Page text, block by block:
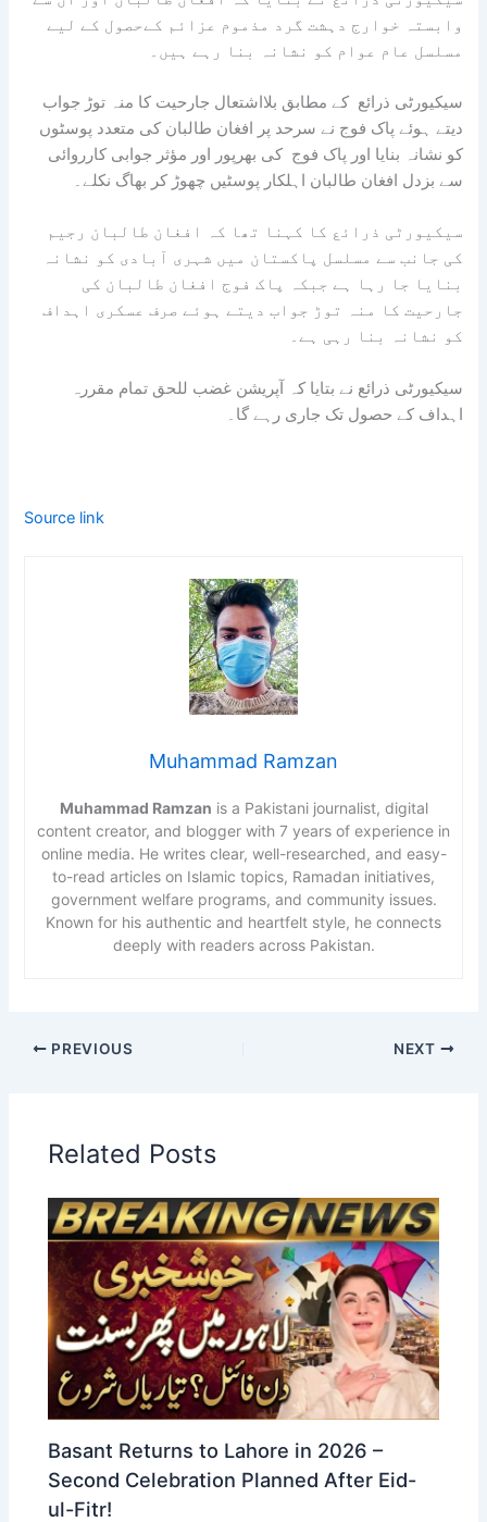
وابستہ خوارج دہشت گرد مذموم عزائم کےحصول کے لیے
مسلسل عام عوام کو نشانہ بنا رہے ہیں۔
سیکیورٹی ذرائع کے مطابق بلااشتعال جارحیت کا منہ توڑ جواب
دیتے ہوئے پاک فوج نے سرحد پر افغان طالبان کی متعدد پوسٹوں
کو نشانہ بنایا اور پاک فوج کی بھرپور اور مؤثر جوابی کارروائی
سے بزدل افغان طالبان اہلکار پوسٹیں چھوڑ کر بھاگ نکلے۔
سیکیورٹی ذرائع کا کہنا تھا کہ افغان طالبان رجیم
کی جانب سے مسلسل پاکستان میں شہری آبادی کو نشانہ
بنایا جا رہا ہے جبکہ پاک فوج افغان طالبان کی
جارحیت کا منہ توڑ جواب دیتے ہوئے صرف عسکری اہداف
کو نشانہ بنا رہی ہے۔
سیکیورٹی ذرائع نے بتایا کہ آپریشن غضب للحق تمام مقررہ
اہداف کے حصول تک جاری رہے گا۔
Source link
Muhammad Ramzan
Muhammad Ramzan is a Pakistani journalist, digital
content creator, and blogger with 7 years of experience in
online media. He writes clear, well-researched, and easy-
to-read articles on Islamic topics, Ramadan initiatives,
government welfare programs, and community issues.
Known for his authentic and heartfelt style, he connects
deeply with readers across Pakistan.
PREVIOUS NEXT
Related Posts
Basant Returns to Lahore in 2026 –
Second Celebration Planned After Eid-
ul-Fitr!